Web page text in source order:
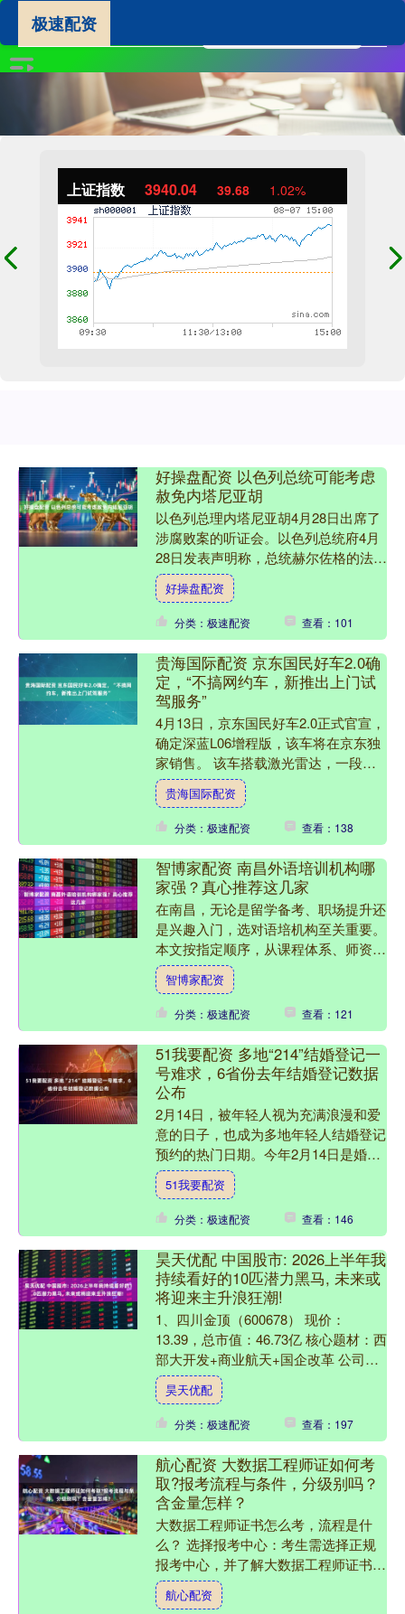
上证指数 3940.04 39.68 1.02%
极速配资
好操盘配资 以色列总统可能考虑
赦免内塔尼亚胡
以色列总理内塔尼亚胡4月28日出席了
涉腐败案的听证会。以色列总统府4月
28日发表声明称，总统赫尔佐格的法律
顾问当天致函以色列总检察长和内塔尼
亚胡的代理律师，邀请....
好操盘配资
分类：极速配资 查看：101
贵海国际配资 京东国民好车2.0确
定，“不搞网约车，新推出上门试
驾服务”
4月13日，京东国民好车2.0正式官宣，
确定深蓝L06增程版，该车将在京东独
家销售。 该车搭载激光雷达，一段式
端到端算法可实现全场景智能辅助驾
驶，座舱车机搭载行....
贵海国际配资
分类：极速配资 查看：138
智博家配资 南昌外语培训机构哪
家强？真心推荐这几家
在南昌，无论是留学备考、职场提升还
是兴趣入门，选对语培机构至关重要。
本文按指定顺序，从课程体系、师资实
力、提分效果、服务口碑四大维度，测
评 5 家本地口碑与实力....
智博家配资
分类：极速配资 查看：121
51我要配资 多地“214”结婚登记一
号难求，6省份去年结婚登记数据
公布
2月14日，被年轻人视为充满浪漫和爱
意的日子，也成为多地年轻人结婚登记
预约的热门日期。今年2月14日是婚姻
登记实现“全国通办”后的首个情人节，
又恰巧在过年前，结....
51我要配资
分类：极速配资 查看：146
昊天优配 中国股市: 2026上半年我
持续看好的10匹潜力黑马, 未来或
将迎来主升浪狂潮!
1、四川金顶（600678） 现价：
13.39，总市值：46.73亿 核心题材：西
部大开发+商业航天+国企改革 公司亮
点：四川省大型石灰石矿山之一、西南
地区单体....
昊天优配
分类：极速配资 查看：197
航心配资 大数据工程师证如何考
取?报考流程与条件，分级别吗？
含金量怎样？
大数据工程师证书怎么考，流程是什
么？ 选择报考中心：考生需选择正规
报考中心，并了解大数据工程师证书的
报考要求 进行报名：提交报名资料，
完成报名手续。考生需要准备....
航心配资